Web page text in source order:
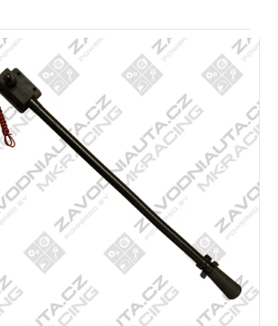
e
n
í
r
o
u
k
ů